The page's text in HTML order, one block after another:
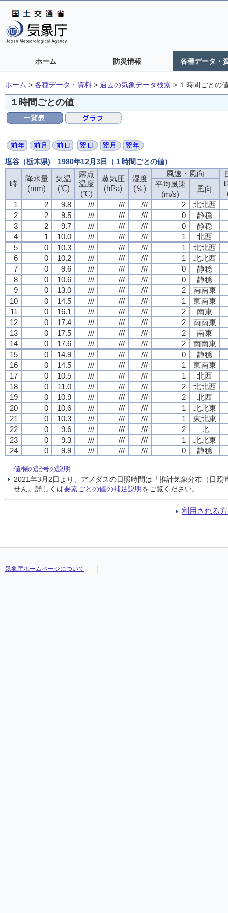
ホーム 防災情報 各種データ・
ホーム > 各種データ・資料 > 過去の気象データ検索 > １時間ごとの
１時間ごとの値
塩谷（栃木県) 1980年12月3日（１時間ごとの値）
時
降水量
(mm)
気温
(℃)
露点
温度
(℃)
蒸気圧
(hPa)
湿度
(％)
風速・風向
平均風速
(m/s)
風向
1
2 9.8 /// /// /// 2
北北西
2
2 9.5 /// /// /// 0
静穏
3
2 9.7 /// /// /// 0
静穏
4
1 10.0 /// /// /// 1
北西
5
0 10.3 /// /// /// 1
北北西
6
0 10.2 /// /// /// 1
北北西
7
0 9.6 /// /// /// 0
静穏
8
0 10.6 /// /// /// 0
静穏
9
0 13.0 /// /// /// 2
南南東
10
0 14.5 /// /// /// 1
東南東
11
0 16.1 /// /// /// 2
南東
12
0 17.4 /// /// /// 2
南南東
13
0 17.5 /// /// /// 2
南東
14
0 17.6 /// /// /// 2
南南東
15
0 14.9 /// /// /// 0
静穏
16
0 14.5 /// /// /// 1
東南東
17
0 10.5 /// /// /// 1
北西
18
0 11.0 /// /// /// 2
北北西
19
0 10.9 /// /// /// 2
北西
20
0 10.6 /// /// /// 1
北北東
21
0 10.3 /// /// /// 1
東北東
22
0 9.6 /// /// /// 2
北
23
0 9.3 /// /// /// 1
北北東
24
0 9.9 /// /// /// 0 静穏
値欄の記号の説明
2021年3月2日より、アメダスの日照時間は「推計気象分布（日
せん。詳しくは要素ごとの値の補足説明をご覧ください。
利用される
気象庁ホームページについて